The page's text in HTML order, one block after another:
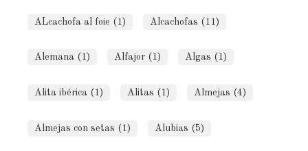
ALcachofa al foie (1) Alcachofas (11)
Alemana (1) Alfajor (1) Algas (1)
Alita ibérica (1) Alitas (1) Almejas (4)
Almejas con setas (1) Alubias (5)